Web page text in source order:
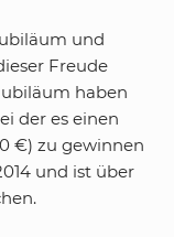
und
Freude
haben
der es einen
€) zu gewinnen
und ist über